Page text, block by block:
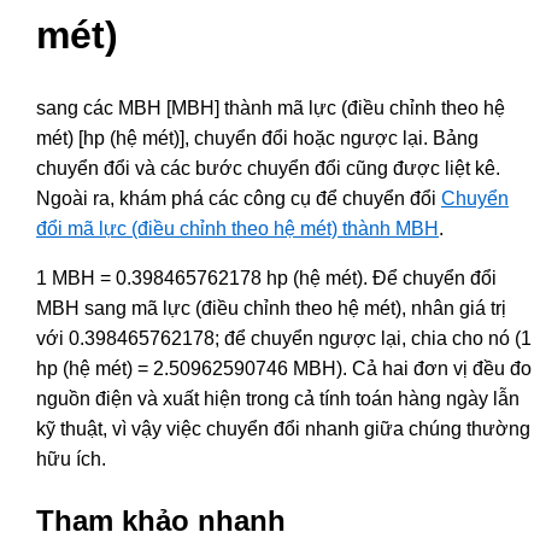
mét)
sang các MBH [MBH] thành mã lực (điều chỉnh theo hệ
mét) [hp (hệ mét)], chuyển đổi hoặc ngược lại. Bảng
chuyển đổi và các bước chuyển đổi cũng được liệt kê.
Ngoài ra, khám phá các công cụ để chuyển đổi Chuyển
đổi mã lực (điều chỉnh theo hệ mét) thành MBH .
1 MBH = 0.398465762178 hp (hệ mét). Để chuyển đổi
MBH sang mã lực (điều chỉnh theo hệ mét), nhân giá trị
với 0.398465762178; để chuyển ngược lại, chia cho nó (1
hp (hệ mét) = 2.50962590746 MBH). Cả hai đơn vị đều đo
nguồn điện và xuất hiện trong cả tính toán hàng ngày lẫn
kỹ thuật, vì vậy việc chuyển đổi nhanh giữa chúng thường
hữu ích.
Tham khảo nhanh